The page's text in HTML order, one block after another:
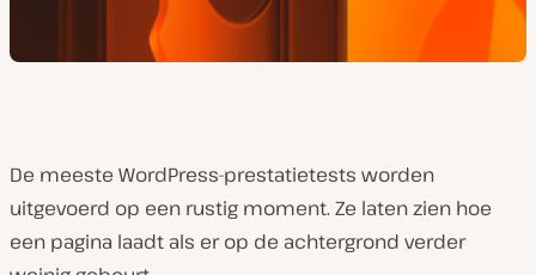
De meeste WordPress-prestatietests worden
uitgevoerd op een rustig moment. Ze laten zien hoe
een pagina laadt als er op de achtergrond verder